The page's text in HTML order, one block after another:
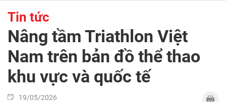
Tin tức
Nâng tầm Triathlon Việt
Nam trên bản đồ thể thao
khu vực và quốc tế
19/05/2026